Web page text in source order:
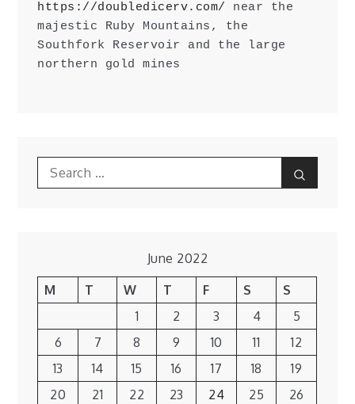
https://doubledicerv.com/
near the
majestic Ruby Mountains, the
Southfork Reservoir and the large
northern gold mines
Search
for:
June 2022
M
T W T F S
S
1
2 3 4
5
6
7 8 9 10 11
12
13
14 15 16 17 18
19
20
21 22 23 24 25
26